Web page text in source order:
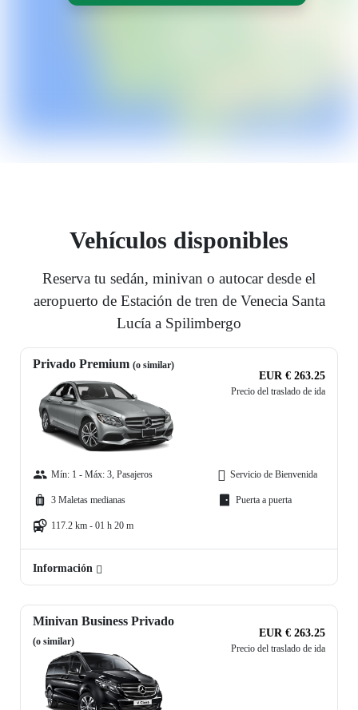
Vehículos disponibles
Reserva tu sedán, minivan o autocar desde el
aeropuerto de Estación de tren de Venecia Santa
Lucía a Spilimbergo
Privado Premium (o similar)
EUR € 263.25
Precio del traslado de ida
Mín: 1 - Máx: 3, Pasajeros
3 Maletas medianas
117.2 km - 01 h 20 m
Servicio de Bienvenida
Puerta a puerta
Información
Minivan Business Privado
(o similar)
EUR € 263.25
Precio del traslado de ida